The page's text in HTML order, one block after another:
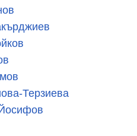
Терзиева